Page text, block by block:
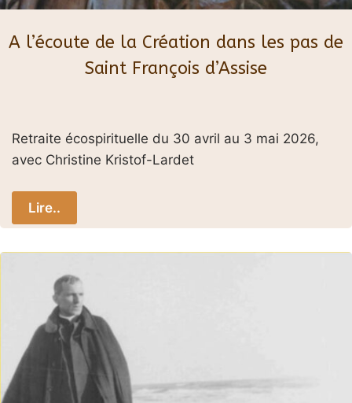
A l’écoute de la Création dans les pas de
Saint François d’Assise
Retraite écospirituelle du 30 avril au 3 mai 2026,
avec Christine Kristof-Lardet
Lire..